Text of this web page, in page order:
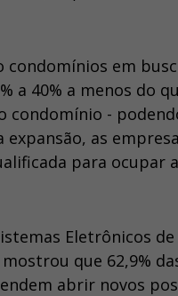
em
a 40% a menos do
condomínio -
as
para ocupar
Eletrônicos de
que 62,9%
abrir novos